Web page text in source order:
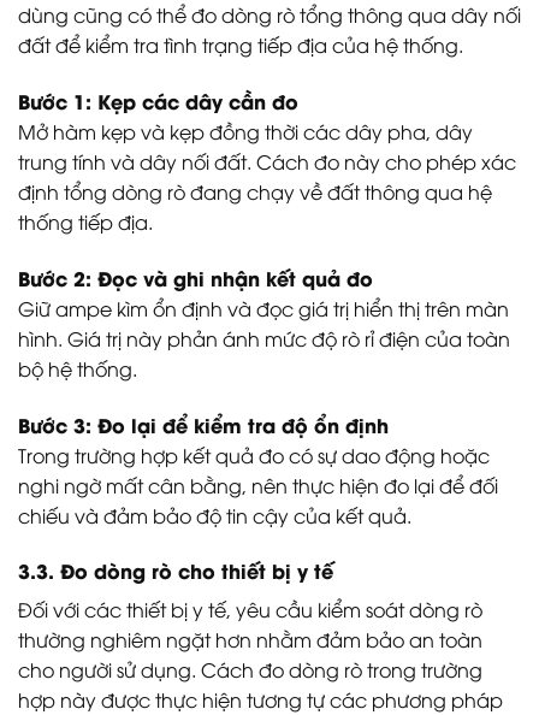
dùng cũng có thể đo dòng rò tổng thông qua dây nối
đất để kiểm tra tình trạng tiếp địa của hệ thống.
Bước 1: Kẹp các dây cần đo
Mở hàm kẹp và kẹp đồng thời các dây pha, dây
trung tính và dây nối đất. Cách đo này cho phép xác
định tổng dòng rò đang chạy về đất thông qua hệ
thống tiếp địa.
Bước 2: Đọc và ghi nhận kết quả đo
Giữ ampe kìm ổn định và đọc giá trị hiển thị trên màn
hình. Giá trị này phản ánh mức độ rò rỉ điện của toàn
bộ hệ thống.
Bước 3: Đo lại để kiểm tra độ ổn định
Trong trường hợp kết quả đo có sự dao động hoặc
nghi ngờ mất cân bằng, nên thực hiện đo lại để đối
chiếu và đảm bảo độ tin cậy của kết quả.
3.3. Đo dòng rò cho thiết bị y tế
Đối với các thiết bị y tế, yêu cầu kiểm soát dòng rò
thường nghiêm ngặt hơn nhằm đảm bảo an toàn
cho người sử dụng. Cách đo dòng rò trong trường
hợp này được thực hiện tương tự các phương pháp